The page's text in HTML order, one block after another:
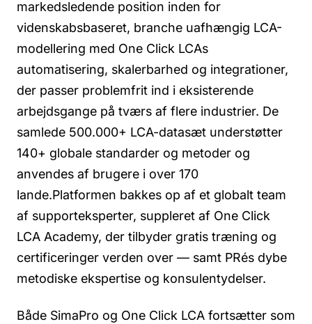
markedsledende position inden for
videnskabsbaseret, branche uafhængig LCA-
modellering med One Click LCAs
automatisering, skalerbarhed og integrationer,
der passer problemfrit ind i eksisterende
arbejdsgange på tværs af flere industrier. De
samlede 500.000+ LCA-datasæt understøtter
140+ globale standarder og metoder og
anvendes af brugere i over 170
lande.Platformen bakkes op af et globalt team
af supporteksperter, suppleret af One Click
LCA Academy, der tilbyder gratis træning og
certificeringer verden over — samt PRés dybe
metodiske ekspertise og konsulentydelser.
Både SimaPro og One Click LCA fortsætter som